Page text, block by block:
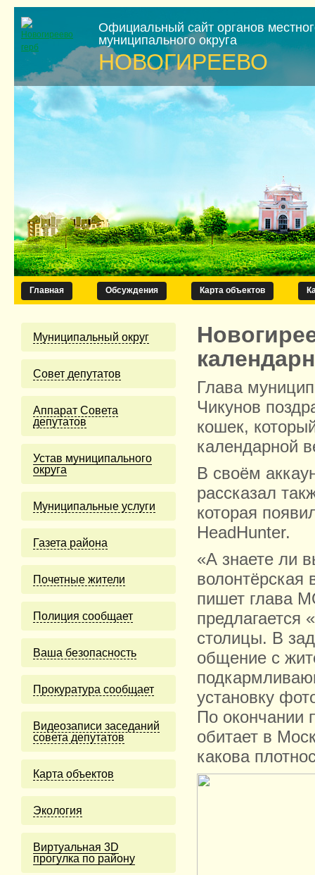
Официальный сайт органов
муниципального округа
НОВОГИРЕЕВО
Главная Обсуждения Карта объектов
Муниципальный округ
Cовет депутатов
Аппарат Совета
депутатов
Устав муниципального
округа
Муниципальные услуги
Газета района
Почетные жители
Полиция сообщает
Ваша безопасность
Прокуратура сообщает
Видеозаписи заседаний
совета депутатов
Карта объектов
Экология
Виртуальная 3D
прогулка по району
Глава
Чикунов
кошек,
календарной
В своём
рассказал
которая
HeadHunter.
«А знаете ли
волонтёрская
пишет глава
предлагается
столицы. В
общение с
установку
По окончании
обитает в
какова